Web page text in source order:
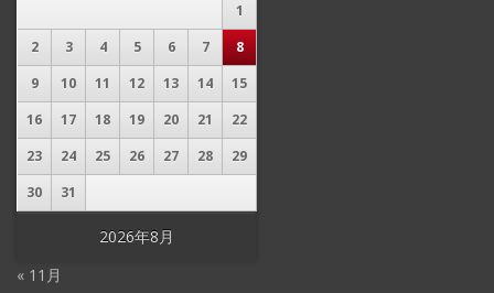
2026年8月
1
2
3 4 5 6 7
8
9
10 11 12 13 14
15
16
17 18 19 20 21
22
23
24 25 26 27 28
29
30
31
« 11月